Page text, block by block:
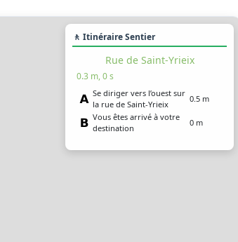
🚶 Itinéraire Sentier
Rue de Saint-Yrieix
0.3 m, 0 s
Se diriger vers l’ouest sur
la rue de Saint-Yrieix
0.5 m
Vous êtes arrivé à votre
destination
0 m